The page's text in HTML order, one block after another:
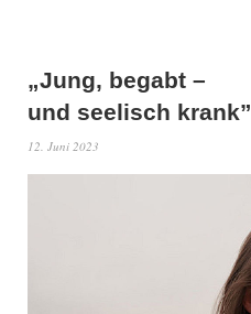
„Jung, begabt –
und seelisch krank”
12. Juni 2023